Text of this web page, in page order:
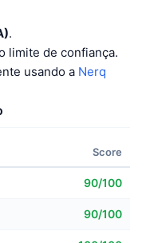
.
limite de confiança.
usando a Nerq
Score
90/100
90/100